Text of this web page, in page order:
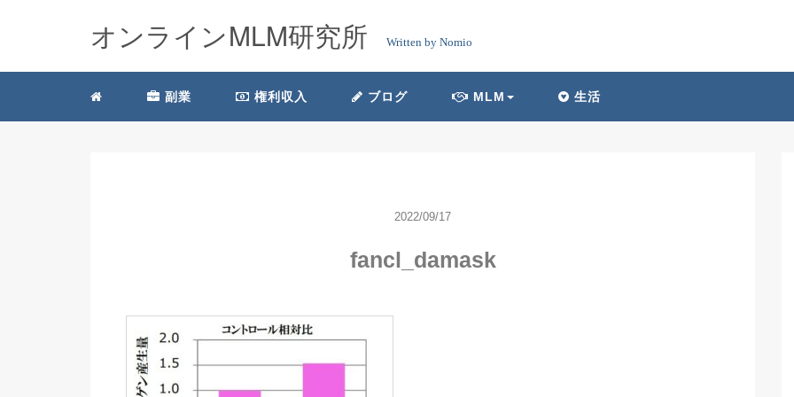
オンラインMLM研究所 Written by Nomio
副業 権利収入 ブログ MLM 生活
2022/09/17
fancl_damask